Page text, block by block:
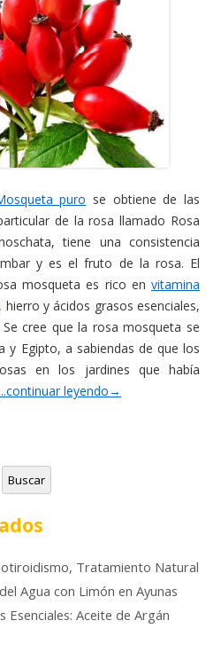
puro se obtiene de las
de la rosa llamado Rosa
tiene una consistencia
y es el fruto de la rosa. El
mosqueta es rico en vitamina
, hierro y ácidos grasos esenciales,
Se cree que la rosa mosqueta se
y Egipto, a sabiendas de que los
en los jardines que había
...continuar leyendo→
Buscar
Tratamiento Natural
Agua con Limón en Ayunas
Esenciales: Aceite de Argán